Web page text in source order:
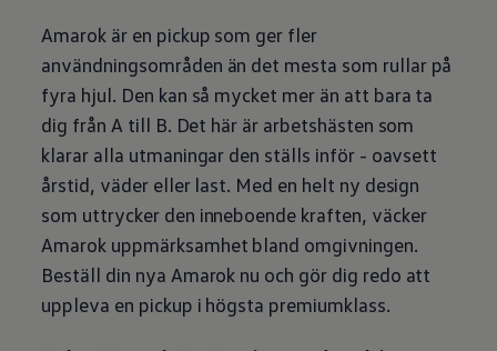
Amarok är en pickup som ger fler
användningsområden än det mesta som rullar på
fyra hjul. Den kan så mycket mer än att bara ta
dig från A till B. Det här är arbetshästen som
klarar alla utmaningar den ställs inför - oavsett
årstid, väder eller last. Med en helt ny design
som uttrycker den inneboende kraften, väcker
Amarok uppmärksamhet bland omgivningen.
Beställ din nya Amarok nu och gör dig redo att
uppleva en pickup i högsta premiumklass.